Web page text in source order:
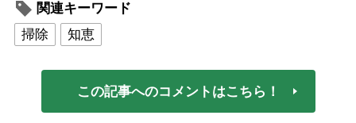
関連キーワード
掃除
知恵
この記事へのコメントはこちら！